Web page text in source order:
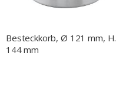
Besteckkorb, Ø 121 mm, H.
144 mm